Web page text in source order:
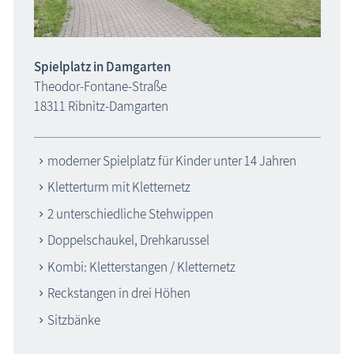
Spielplatz in Damgarten
Theodor-Fontane-Straße
18311 Ribnitz-Damgarten
moderner Spielplatz für Kinder unter 14 Jahren
Kletterturm mit Kletternetz
2 unterschiedliche Stehwippen
Doppelschaukel, Drehkarussel
Kombi: Kletterstangen / Kletternetz
Reckstangen in drei Höhen
Sitzbänke